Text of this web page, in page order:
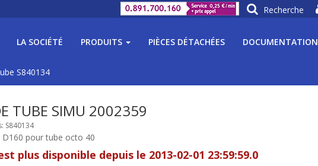
LA SOCIÉTÉ PRODUITS PIÈCES DÉTACHÉES DOCUMENTATION
S840134
TUBE SIMU 2002359
S840134
D160 pour tube octo 40
plus disponible depuis le 2013-02-01 23:59:59.0
Recherche